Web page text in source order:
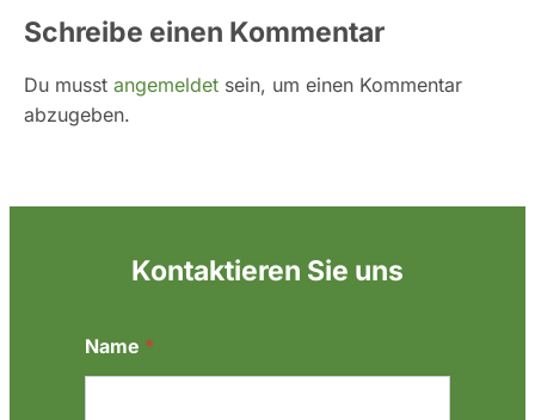
Schreibe einen Kommentar
Du musst angemeldet sein, um einen Kommentar
abzugeben.
Kontaktieren Sie uns
Name *